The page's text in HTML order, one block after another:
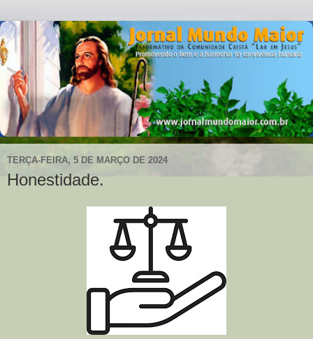
TERÇA-FEIRA, 5 DE MARÇO DE 2024
Honestidade.